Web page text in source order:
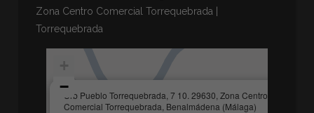
Zona Centro Comercial Torrequebrada |
Torrequebrada
Urb Pueblo Torrequebrada, 7 10. 29630, Zona Centro
Comercial Torrequebrada, Benalmádena (Málaga)
−